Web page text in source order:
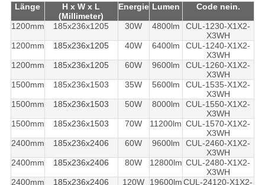
Länge
H x W x L
(Millimeter)
Energie Lumen Code nein.
1200mm 185x236x1205 30W 4800lm
CUL-1230-X1X2-
X3WH
1200mm
185x236x1205 40W 6400lm
CUL-1240-X1X2-
X3WH
1200mm
185x236x1205 60W 9600lm
CUL-1260-X1X2-
X3WH
1500mm
185x236x1503 35W 5600lm
CUL-1535-X1X2-
X3WH
1500mm
185x236x1503 50W 8000lm
CUL-1550-X1X2-
X3WH
1500mm
185x236x1503 70W 11200lm CUL-1570-X1X2-
X3WH
2400mm
185x236x2406 60W 9600lm
CUL-2460-X1X2-
X3WH
2400mm
185x236x2406 80W 12800lm CUL-2480-X1X2-
X3WH
2400mm
185x236x2406 120W 19600lm CUL-24120-X1X2-